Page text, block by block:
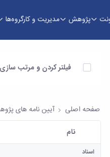
پژوهش مدیریت و کارگروه‌ها
آیتم ها را انتخاب کنید
فیلتر کردن و مرتب سازی
صفحه اصلی آیین نامه های
کاربر انتخاب شده
نام
اسناد